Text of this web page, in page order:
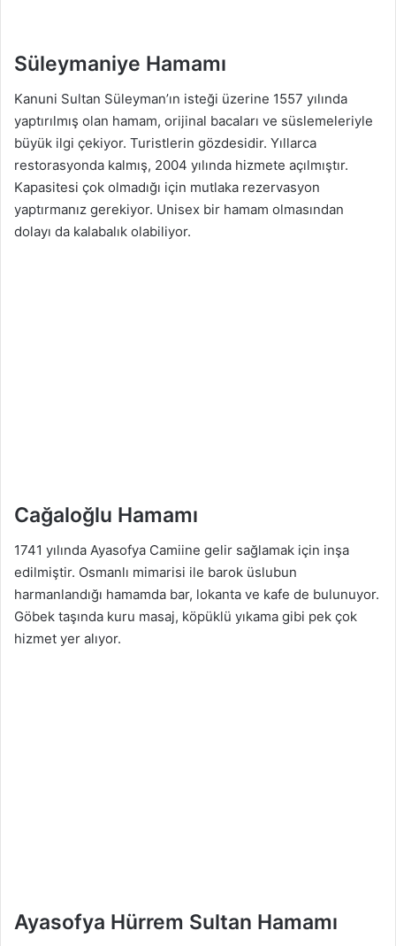
Süleymaniye Hamamı
Kanuni Sultan Süleyman’ın isteği üzerine 1557 yılında
yaptırılmış olan hamam, orijinal bacaları ve süslemeleriyle
büyük ilgi çekiyor. Turistlerin gözdesidir. Yıllarca
restorasyonda kalmış, 2004 yılında hizmete açılmıştır.
Kapasitesi çok olmadığı için mutlaka rezervasyon
yaptırmanız gerekiyor. Unisex bir hamam olmasından
dolayı da kalabalık olabiliyor.
Cağaloğlu Hamamı
1741 yılında Ayasofya Camiine gelir sağlamak için inşa
edilmiştir. Osmanlı mimarisi ile barok üslubun
harmanlandığı hamamda bar, lokanta ve kafe de bulunuyor.
Göbek taşında kuru masaj, köpüklü yıkama gibi pek çok
hizmet yer alıyor.
Ayasofya Hürrem Sultan Hamamı